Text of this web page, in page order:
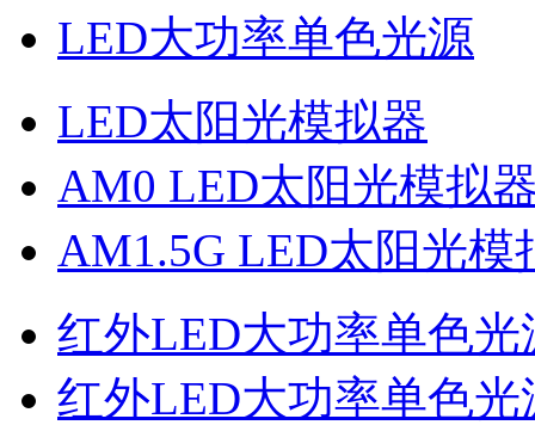
LED大功率单色光源
LED太阳光模拟器
AM0 LED太阳光模拟
AM1.5G LED太阳光模
红外LED大功率单色光
红外LED大功率单色光